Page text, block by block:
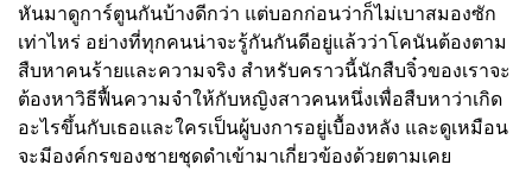
หันมาดูการ์ตูนกันบ้างดีกว่า แต่บอกก่อนว่าก็ไม่เบาสมองซัก
เท่าไหร่ อย่างที่ทุกคนน่าจะรู้กันกันดีอยู่แล้วว่าโคนันต้องตาม
สืบหาคนร้ายและความจริง สำหรับคราวนี้นักสืบจิ๋วของเราจะ
ต้องหาวิธีฟื้นความจำให้กับหญิงสาวคนหนึ่งเพื่อสืบหาว่าเกิด
อะไรขึ้นกับเธอและใครเป็นผู้บงการอยู่เบื้องหลัง และดูเหมือน
จะมีองค์กรของชายชุดดำเข้ามาเกี่ยวข้องด้วยตามเคย